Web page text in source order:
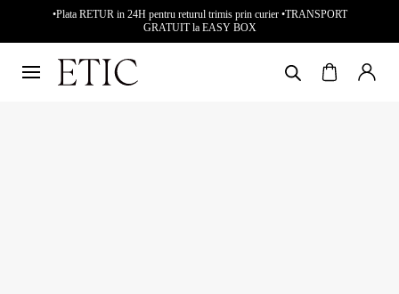
•Plata RETUR in 24H pentru returul trimis prin curier •TRANSPORT
GRATUIT la EASY BOX